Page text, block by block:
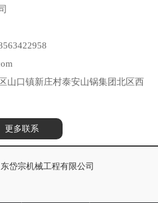
山口镇新庄村泰安山锅集团北区西
更多联系
岱宗机械工程有限公司